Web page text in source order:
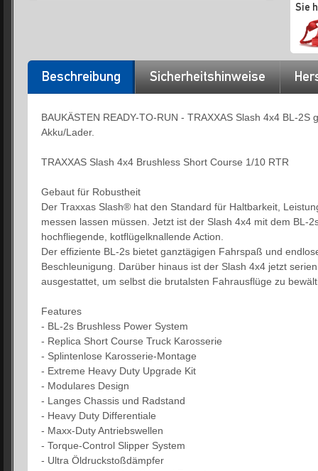
Sie
Beschreibung Sicherheitshinweise
BAUKÄSTEN READY-TO-RUN - TRAXXAS Slash 4x4 BL-
Akku/Lader.
TRAXXAS Slash 4x4 Brushless Short Course 1/10 RTR
Gebaut für Robustheit
Der Traxxas Slash® hat den Standard für Haltbarkeit,
messen lassen müssen. Jetzt ist der Slash 4x4 mit dem BL-
hochfliegende, kotflügelknallende Action.
Der effiziente BL-2s bietet ganztägigen Fahrspaß und
Beschleunigung. Darüber hinaus ist der Slash 4x4 jetzt
ausgestattet, um selbst die brutalsten Fahrausflüge zu
Features
- BL-2s Brushless Power System
- Replica Short Course Truck Karosserie
- Splintenlose Karosserie-Montage
- Extreme Heavy Duty Upgrade Kit
- Modulares Design
- Langes Chassis und Radstand
- Heavy Duty Differentiale
- Maxx-Duty Antriebswellen
- Torque-Control Slipper System
- Ultra Öldruckstoßdämpfer